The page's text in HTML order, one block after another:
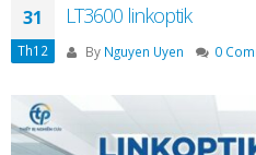
31
Th12
LT3600 linkoptik
By Nguyen Uyen 0